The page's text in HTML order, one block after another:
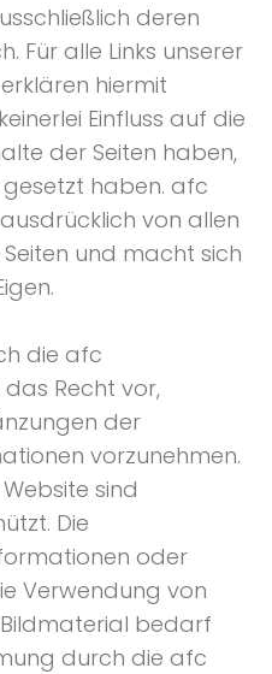
deren
Für alle Links unserer
hiermit
Einfluss auf die
der Seiten haben,
gesetzt haben. afc
von allen
und macht sich
die afc
Recht vor,
der
vorzunehmen.
sind
Die
oder
Verwendung von
Bildmaterial bedarf
durch die afc